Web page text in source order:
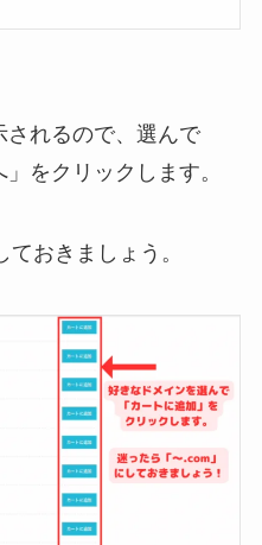
れるので、選んで
をクリックします。
おきましょう。